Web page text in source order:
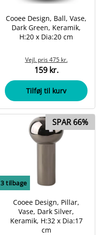
Cooee Design, Ball, Vase,
Dark Green, Keramik,
H:20 x Dia:20 cm
Vejl. pris475 kr.
159 kr.
Tilføj til kurv
3tilbage
SPAR 66%
Cooee Design, Pillar,
Vase, Dark Silver,
Keramik, H:32 x Dia:17
cm